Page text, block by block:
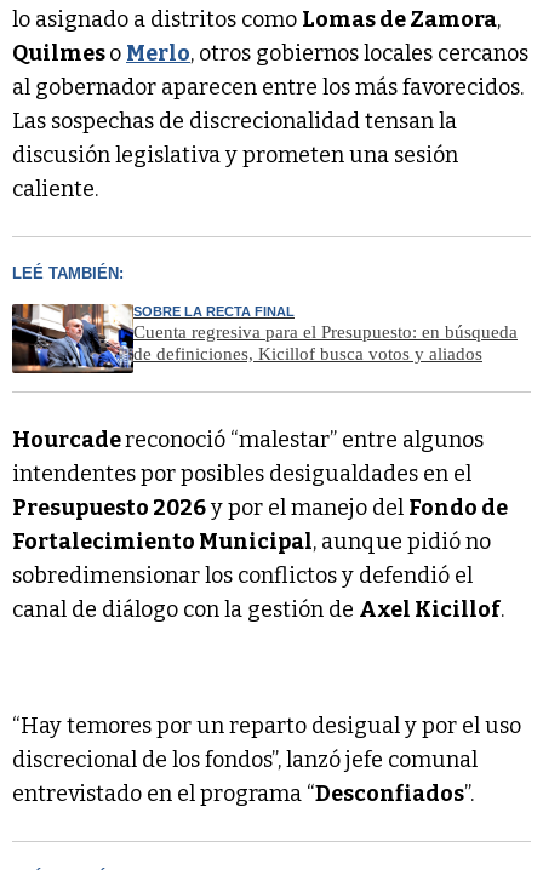
lo asignado a distritos como Lomas de Zamora,
Quilmeso Merlo, otros gobiernos locales cercanos
al gobernador aparecen entre los más favorecidos.
Las sospechas de discrecionalidad tensan la
discusión legislativa y prometen una sesión
caliente.
LEÉ TAMBIÉN:
SOBRE LA RECTA FINAL
Cuenta regresiva para el Presupuesto: en búsqueda
de definiciones, Kicillof busca votos y aliados
Hourcadereconoció “malestar” entre algunos
intendentes por posibles desigualdades en el
Presupuesto 2026y por el manejo del Fondo de
Fortalecimiento Municipal, aunque pidió no
sobredimensionar los conflictos y defendió el
canal de diálogo con la gestión de Axel Kicillof.
“Hay temores por un reparto desigual y por el uso
discrecional de los fondos”, lanzó jefe comunal
entrevistado en el programa “Desconfiados”.